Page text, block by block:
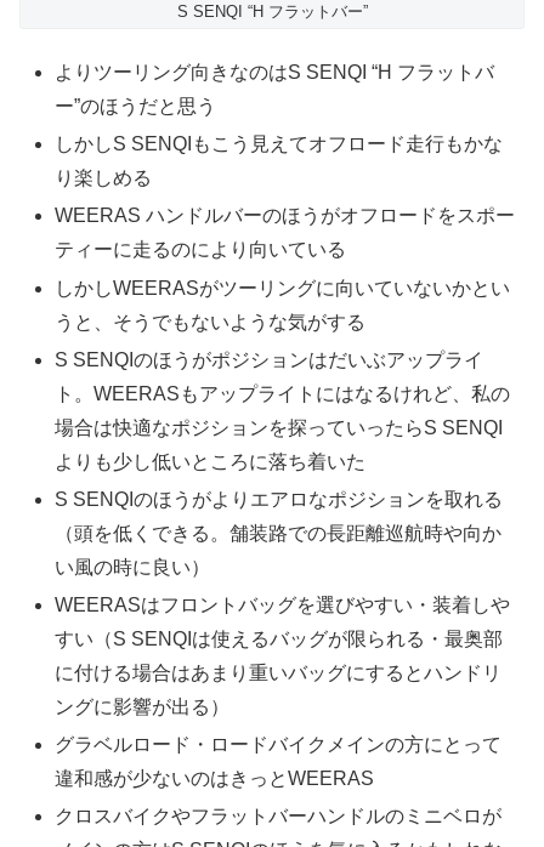
S SENQI “H フラットバー”
よりツーリング向きなのはS SENQI “H フラットバ
ー”のほうだと思う
しかしS SENQIもこう見えてオフロード走行もかな
り楽しめる
WEERAS ハンドルバーのほうがオフロードをスポー
ティーに走るのにより向いている
しかしWEERASがツーリングに向いていないかとい
うと、そうでもないような気がする
S SENQIのほうがポジションはだいぶアップライ
ト。WEERASもアップライトにはなるけれど、私の
場合は快適なポジションを探っていったらS SENQI
よりも少し低いところに落ち着いた
S SENQIのほうがよりエアロなポジションを取れる
（頭を低くできる。舗装路での長距離巡航時や向か
い風の時に良い）
WEERASはフロントバッグを選びやすい・装着しや
すい（S SENQIは使えるバッグが限られる・最奥部
に付ける場合はあまり重いバッグにするとハンドリ
ングに影響が出る）
グラベルロード・ロードバイクメインの方にとって
違和感が少ないのはきっとWEERAS
クロスバイクやフラットバーハンドルのミニベロが